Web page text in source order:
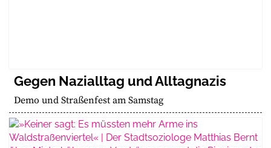
Gegen Nazialltag und Alltagnazis
Demo und Straßenfest am Samstag